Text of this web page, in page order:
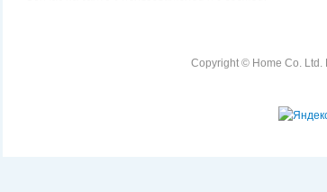
Copyright © Home Co. Ltd.